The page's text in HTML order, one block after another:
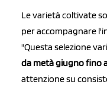
Le varietà coltivate
per accompagnare
"Questa selezione
da metà giugno fino
attenzione su